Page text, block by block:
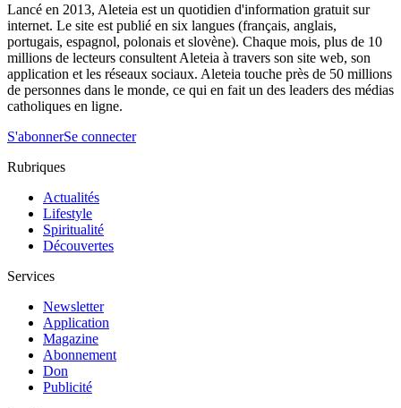
Lancé en 2013, Aleteia est un quotidien d'information gratuit sur
internet. Le site est publié en six langues (français, anglais,
portugais, espagnol, polonais et slovène). Chaque mois, plus de 10
millions de lecteurs consultent Aleteia à travers son site web, son
application et les réseaux sociaux. Aleteia touche près de 50 millions
de personnes dans le monde, ce qui en fait un des leaders des médias
catholiques en ligne.
S'abonnerSe connecter
Rubriques
Actualités
Lifestyle
Spiritualité
Découvertes
Services
Newsletter
Application
Magazine
Abonnement
Don
Publicité